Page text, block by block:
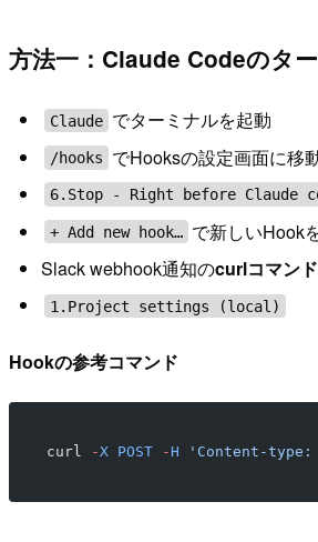
方法一：Claude Codeのタ
Claude でターミナルを起動
/hooks でHooksの設定画面に移
6.Stop - Right before Claude
+ Add new hook… で新しいHook
Slack webhook通知のcurlコマンド
1.Project settings (local)
Hookの参考コマンド
curl -X POST -H 'Content-